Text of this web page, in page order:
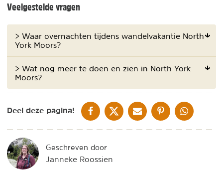
Veelgestelde vragen
> Waar overnachten tijdens wandelvakantie North
York Moors?
> Wat nog meer te doen en zien in North York
Moors?
Deel deze pagina! DELEN OP FACEBOOK
DELEN OP XDELEN VIA DE MAIL
DELEN OP PINTEREST
DELEN OP
Geschreven door
Janneke Roossien